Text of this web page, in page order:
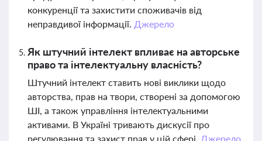
конкуренції та захистити споживачів від
неправдивої інформації. Джерело
Як штучний інтелект впливає на авторське
право та інтелектуальну власність?
Штучний інтелект ставить нові виклики щодо
авторства, прав на твори, створені за допомогою
ШІ, а також управління інтелектуальними
активами. В Україні тривають дискусії про
регулювання та захист прав у цій сфері. Джерело